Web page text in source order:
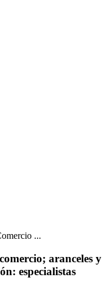
...
aranceles y
especialistas